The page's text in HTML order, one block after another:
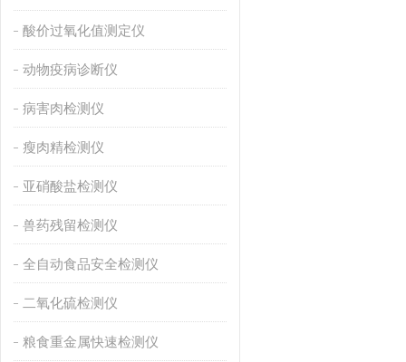
酸价过氧化值测定仪
动物疫病诊断仪
病害肉检测仪
瘦肉精检测仪
亚硝酸盐检测仪
兽药残留检测仪
全自动食品安全检测仪
二氧化硫检测仪
粮食重金属快速检测仪